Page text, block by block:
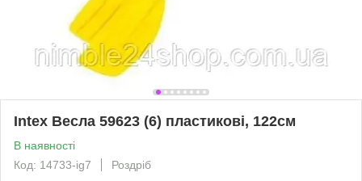
Intex Весла 59623 (6) пластикові, 122см
В наявності
Код: 14733-ig7
Роздріб